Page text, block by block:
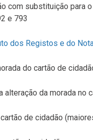
com substituição para
e 793
dos Registos e do
do cartão de
alteração da morada no
cartão de cidadão